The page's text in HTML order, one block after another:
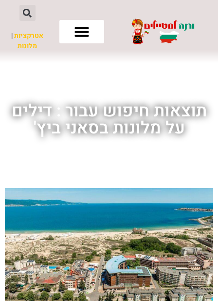
אטרקציות|
מלונות
תוצאות חיפוש עבור : דילים
על מלונות בסאני ביץ'